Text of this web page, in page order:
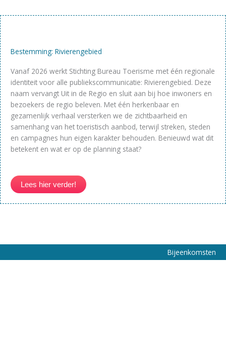
Bestemming: Rivierengebied
Vanaf 2026 werkt Stichting Bureau Toerisme met één regionale
identiteit voor alle publiekscommunicatie: Rivierengebied. Deze
naam vervangt Uit in de Regio en sluit aan bij hoe inwoners en
bezoekers de regio beleven. Met één herkenbaar en
gezamenlijk verhaal versterken we de zichtbaarheid en
samenhang van het toeristisch aanbod, terwijl streken, steden
en campagnes hun eigen karakter behouden. Benieuwd wat dit
betekent en wat er op de planning staat?
Lees hier verder!
Bijeenkomsten